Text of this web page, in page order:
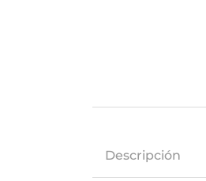
Descripción